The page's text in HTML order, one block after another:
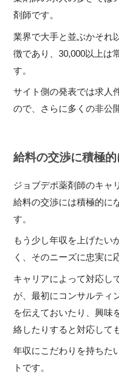
剤師です。
業界で大手と並ぶかそれ
徴であり、30,000以上は
す。
サイト側の発表では求人
ので、さらに多くの非公
給料の交渉に積極
ジョブデポ薬剤師のキャ
給料の交渉には積極的に
す。
もう少し年収を上げたい
く、そのニーズに忠実に
キャリアによって対応し
が、最初にコンサルティ
を伝えておいたり、興味
絡したりすると対応して
年収にこだわりを持ちた
トです。